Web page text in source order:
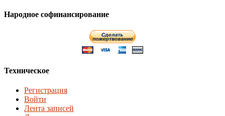
Народное софинансирование
Техническое
Регистрация
Войти
Лента записей